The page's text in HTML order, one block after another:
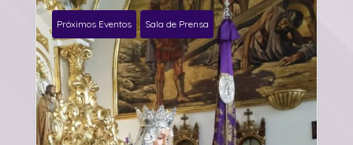
Próximos Eventos Sala de Prensa